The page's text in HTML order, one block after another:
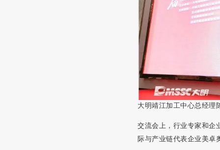
大明靖江加工中心总经理
交流会上，行业专家和企
际与产业链代表企业 美卓